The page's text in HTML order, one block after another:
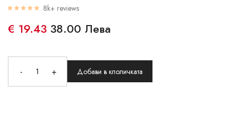
8k+ reviews
€ 19.43 38.00 Лева
- + Добави в клоличката